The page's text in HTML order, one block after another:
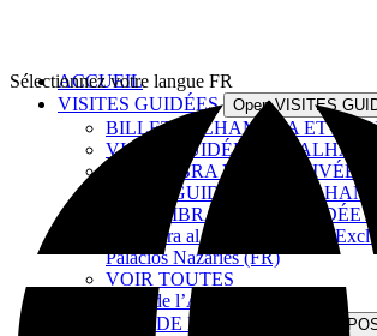
ACCUEIL
VISITES GUIDÉES
Open VISITES
BILLETS ALHAMBRA ET
VISITE GUIDÉE DE
ALHAMBRA VISITE PRIVÉE
VISITE GUIDÉE DE
ALHAMBRA VISITE GUIDÉE
Alhambra al Atardecer: Visita
Palacios Nazaríes (FR)
VOIR TOUTES
Audioguide de l’Alhambra
À PROPOS DE NOUS
Open À
Sélectionnez votre langue FR